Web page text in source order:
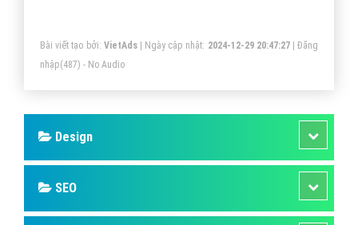
sáng bạn hãy thường xuyên luyện tập các các độn tác
giúp mắt thư giãn và nghỉ ngơi.
Bài viết tạo bởi: VietAds| Ngày cập nhật: 2024-12-29 20:47:27|Đăng
nhập(487) - No Audio
Design
SEO